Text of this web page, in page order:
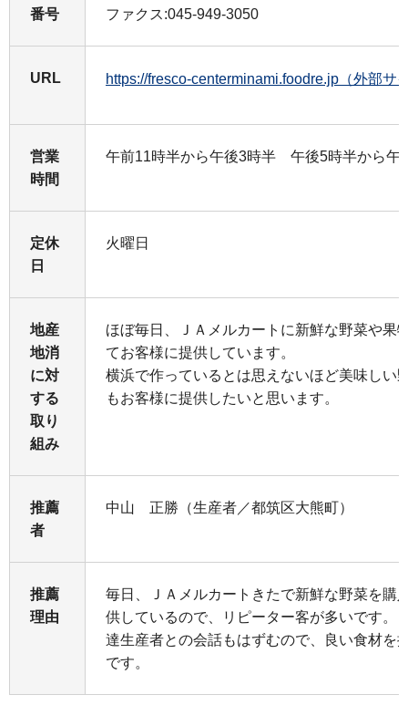
番号
ファクス:045-949-3050
URL https://fresco-centerminami.foodre.jp（外部サ
営業
時間
午前11時半から午後3時半 午後5時半から午
定休
日
火曜日
地産
地消
に対
する
取り
組み
ほぼ毎日、ＪＡメルカートに新鮮な野菜や果
てお客様に提供しています。
横浜で作っているとは思えないほど美味しい
もお客様に提供したいと思います。
推薦
者
中山 正勝（生産者／都筑区大熊町）
推薦
理由
毎日、ＪＡメルカートきたで新鮮な野菜を購
供しているので、リピーター客が多いです。
達生産者との会話もはずむので、良い食材を
です。